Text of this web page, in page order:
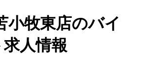
小牧東店のバイ
求人情報